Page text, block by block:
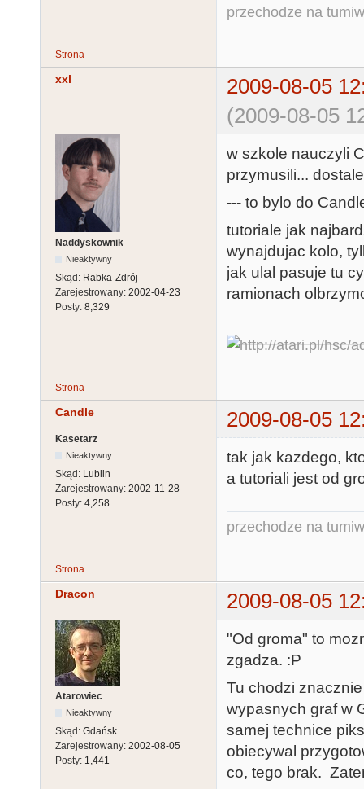
przechodze na
Strona
xxl
2009-08-05
(2009-08-05
Naddyskownik
Nieaktywny
Skąd: Rabka-Zdrój
Zarejestrowany: 2002-04-23
Posty: 8,329
w szkole nauczyli
przymusili...
--- to bylo do
tutoriale jak
wynajdujac kolo,
jak ulal pasuje tu
ramionach
Strona
Candle 2009-08-05
Kasetarz
Nieaktywny
Skąd: Lublin
Zarejestrowany: 2002-11-28
Posty: 4,258
tak jak kazdego,
a tutoriali jest od
przechodze na
Strona
Dracon 2009-08-05
Atarowiec
Nieaktywny
Skąd: Gdańsk
Zarejestrowany: 2002-08-05
Posty: 1,441
"Od groma" to
zgadza. :P
Tu chodzi
wypasnych graf w
samej technice
obiecywal
co, tego brak.